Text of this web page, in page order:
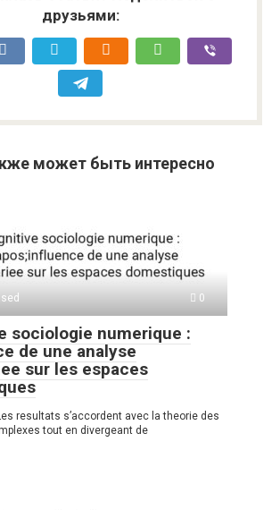
друзьями:
может быть интересно
0
sociologie numerique :
de une analyse
sur les espaces
resultats s’accordent avec la theorie des
tout en divergeant de